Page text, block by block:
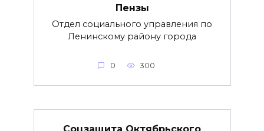
Пензы
Отдел социального управления по
Ленинскому району города
0 300
Соцзащита Октябрьского